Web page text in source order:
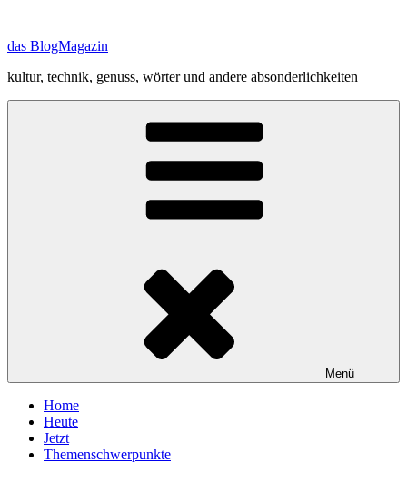
springen
das BlogMagazin
kultur, technik, genuss, wörter und andere absonderlichkeiten
Menü
Home
Heute
Jetzt
Themenschwerpunkte